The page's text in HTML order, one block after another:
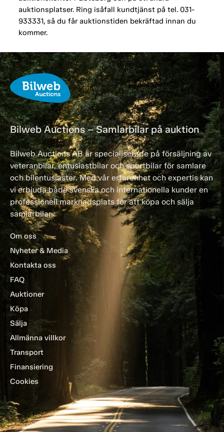
auktionsplatser. Ring isåfall kundtjänst på tel. 031-
933331, så du får auktionstiden bekräftad innan du
kommer.
Bilweb Auctions – Samlarbilar på auktion
Bilweb Auctions AB är specialiserade på försäljning av
veteranbilar, entusiastbilar och sportbilar för samlare
och bilentusiaster. Med vår erfarenhet och expertis kan
vi erbjuda både svenska och internationella kunder en
professionell marknadsplats för att köpa och sälja
samlarbilar.
Om oss
Nyheter & Media
Kontakta oss
FAQ
Auktioner
Köpa
Sälja
Allmänna villkor
Transport
Finansiering
Cookies